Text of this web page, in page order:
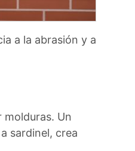
a la abrasión y a
molduras. Un
sardinel, crea